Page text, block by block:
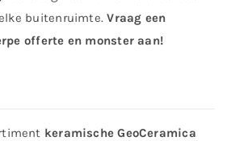
buitenruimte.Vraag een
offerte en monster aan!
keramischeGeoCeramica